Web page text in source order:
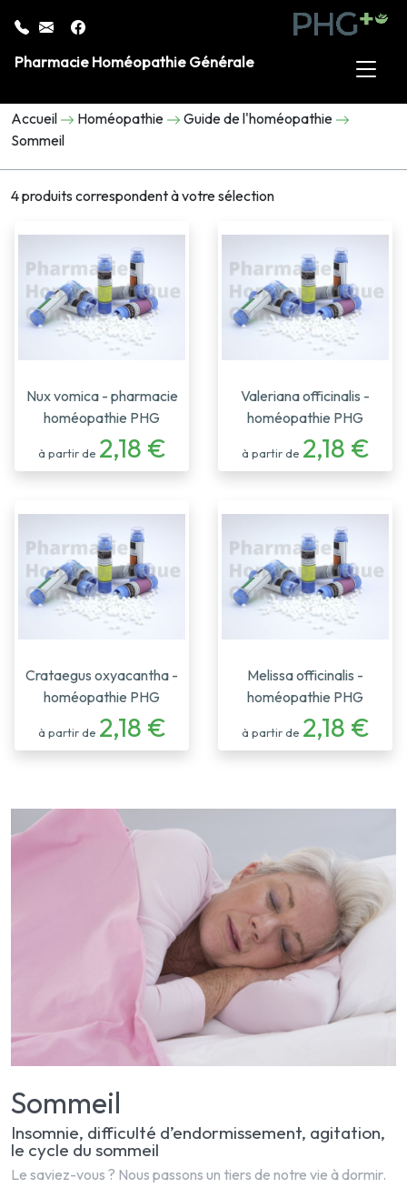
Pharmacie Homéopathie Générale
Accueil Homéopathie
Guide de l'homéopathie
Sommeil
Sommeil
Insomnie, difficulté d’endormissement, agitation,
le cycle du sommeil
Le saviez-vous ? Nous passons un tiers de notre vie à dormir.
4 produits correspondent à votre sélection
Nux vomica - pharmacie
homéopathie PHG
à partir de 2,18 €
Valeriana officinalis -
homéopathie PHG
à partir de 2,18 €
Crataegus oxyacantha -
homéopathie PHG
à partir de 2,18 €
Melissa officinalis -
homéopathie PHG
à partir de 2,18 €